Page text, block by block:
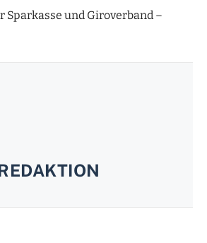
Sparkasse und Giroverband –